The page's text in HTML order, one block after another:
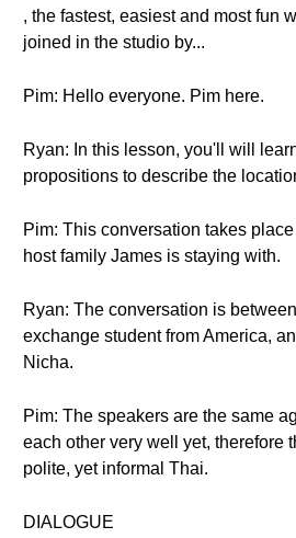
, the fastest, easiest and most fun
joined in the studio by...
Pim: Hello everyone. Pim here.
Ryan: In this lesson, you'll will
propositions to describe the
Pim: This conversation takes
host family James is staying with.
Ryan: The conversation is
exchange student from America,
Nicha.
Pim: The speakers are the same
each other very well yet, therefore
polite, yet informal Thai.
DIALOGUE